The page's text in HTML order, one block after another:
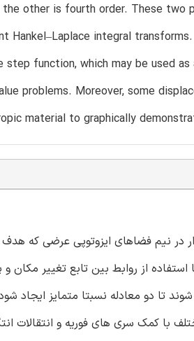
the other is fourth order. These
Hankel–Laplace integral
step function, which may be used
problems. Moreover, some
material to graphically
در نیم فضاهای ایزوتوپی عرضی که هدف
از روابط بین تابع تغییر مکان
تا دو معادله نسبتا متمایز ایجاد
با کمک سری های فوریه و انتقالات